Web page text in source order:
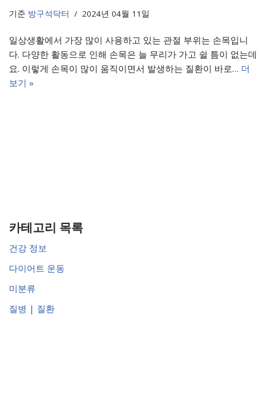
기준 방구석닥터 2024년 04월 11일
일상생활에서 가장 많이 사용하고 있는 관절 부위는 손목입니
다. 다양한 활동으로 인해 손목은 늘 무리가 가고 쉴 틈이 없는데
요. 이렇게 손목이 많이 움직이면서 발생하는 질환이 바로… 더
보기 »
카테고리 목록
건강 정보
다이어트 운동
미분류
질병 | 질환